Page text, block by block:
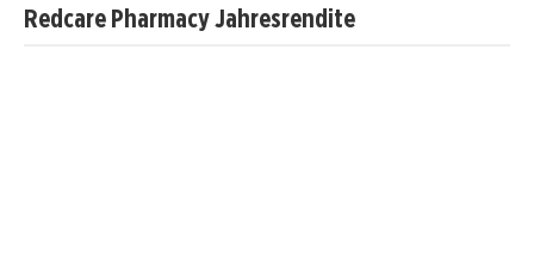
Redcare Pharmacy Jahresrendite